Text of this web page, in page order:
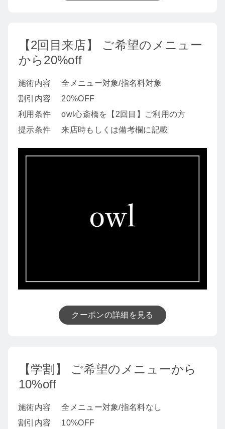
【2回目来店】 ご希望のメニュー
から20%off
施術内容
全メニュー対象/指名料対象
割引内容
20%OFF
利用条件
owl心斎橋を【2回目】ご利用の方
提示条件
来店時もしくは備考欄に記載
クーポンの詳細を見る
【学割】 ご希望のメニューから
10%off
施術内容
全メニュー対象/指名料なし
割引内容
10%OFF